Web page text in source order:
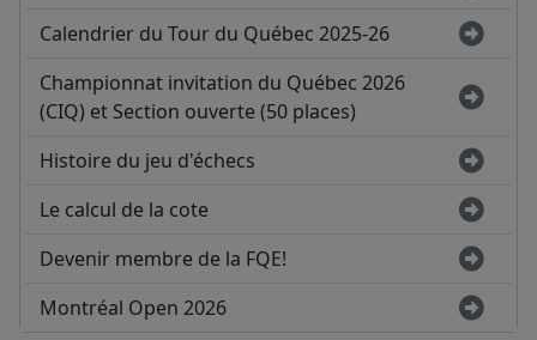
Calendrier du Tour du Québec 2025-26
Championnat invitation du Québec 2026
(CIQ) et Section ouverte (50 places)
Histoire du jeu d'échecs
Le calcul de la cote
Devenir membre de la FQE!
Montréal Open 2026